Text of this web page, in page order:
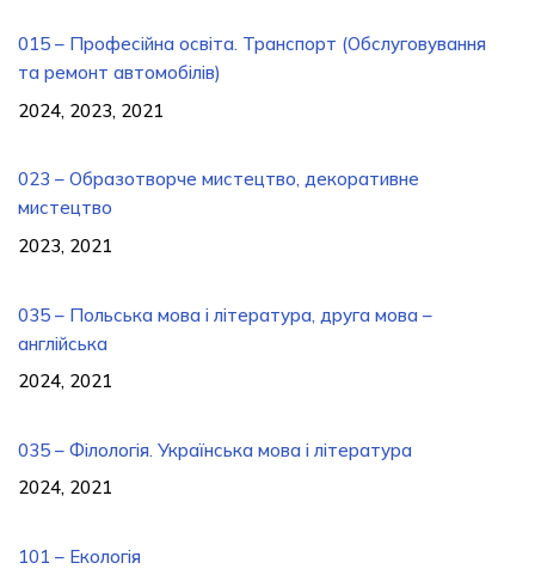
015 – Професійна освіта. Транспорт (Обслуговування
та ремонт автомобілів)
2024, 2023, 2021
023 – Образотворче мистецтво, декоративне
мистецтво
2023, 2021
035 – Польська мова і література, друга мова –
англійська
2024, 2021
035 – Філологія. Українська мова і література
2024, 2021
101 – Екологія